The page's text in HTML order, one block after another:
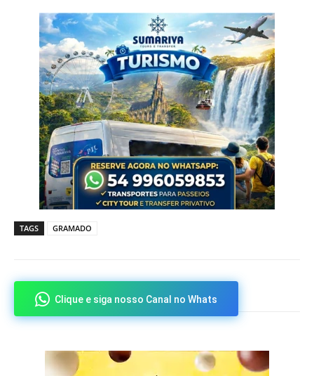
TAGS GRAMADO
Clique e siga nosso Canal no Whats